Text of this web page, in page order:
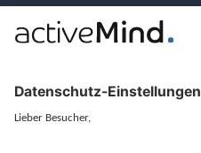
Über
Unsere Experten
Kontakt